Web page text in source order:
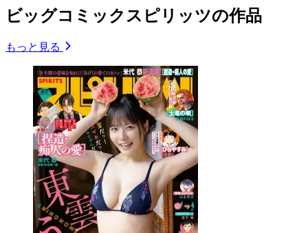
ビッグコミックスピリッツの作品
もっと見る